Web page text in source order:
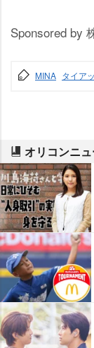
Sponsored by
MINA タイア
オリコンニ